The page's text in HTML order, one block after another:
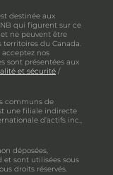
destinée aux
qui figurent sur ce
ne peuvent être
territoires du Canada.
nos
sont présentées aux
et sécurité /
communs de
une filiale indirecte
d’actifs inc.,
déposées,
sont utilisées sous
droits réservés.